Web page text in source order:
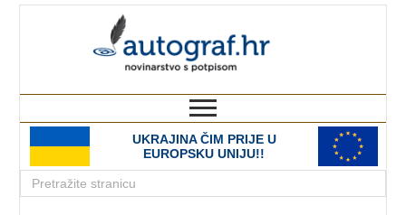
UKRAJINA ČIM PRIJE U
EUROPSKU UNIJU!!